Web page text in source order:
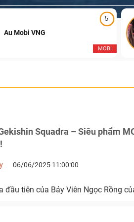
5
MOBI
Au Mobi VNG
Squadra – Siêu phẩm
06/06/2025 11:00:00
đầu tiên của Bảy Viên Ngọc Rồng